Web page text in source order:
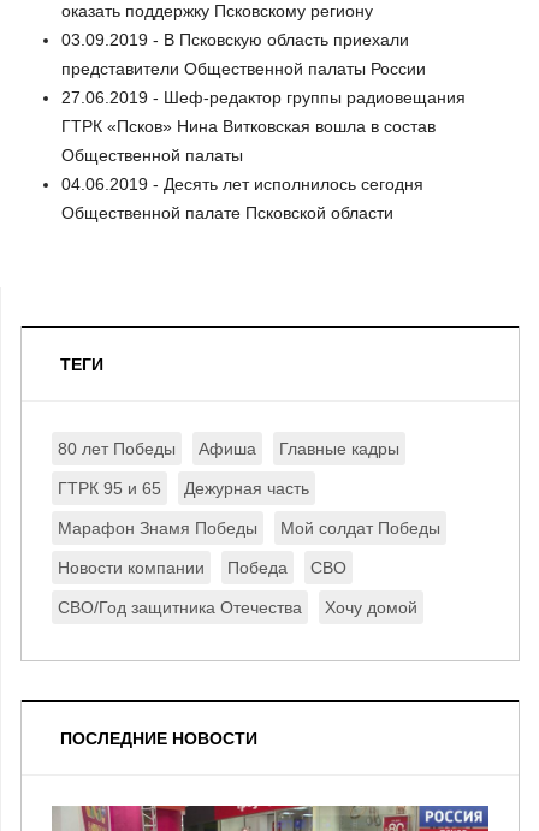
оказать поддержку Псковскому региону
03.09.2019 - В Псковскую область приехали
представители Общественной палаты России
27.06.2019 - Шеф-редактор группы радиовещания
ГТРК «Псков» Нина Витковская вошла в состав
Общественной палаты
04.06.2019 - Десять лет исполнилось сегодня
Общественной палате Псковской области
ТЕГИ
80 лет Победы Афиша Главные кадры
ГТРК 95 и 65 Дежурная часть
Марафон Знамя Победы Мой солдат Победы
Новости компании Победа СВО
СВО/Год защитника Отечества Хочу домой
ПОСЛЕДНИЕ НОВОСТИ